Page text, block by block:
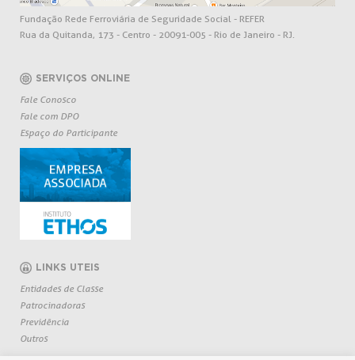
Fundação Rede Ferroviária de Seguridade Social - REFER
Rua da Quitanda, 173 - Centro - 20091-005 - Rio de Janeiro - RJ.
SERVIÇOS ONLINE
Fale Conosco
Fale com DPO
Espaço do Participante
LINKS UTEIS
Entidades de Classe
Patrocinadoras
Previdência
Outros